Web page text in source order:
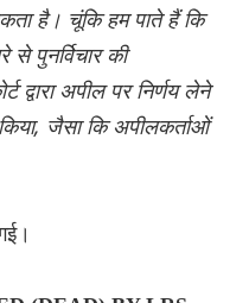
है। चूंकि हम पाते हैं कि
से पुनर्विचार की
द्वारा अपील पर निर्णय लेने
जैसा कि अपीलकर्ताओं